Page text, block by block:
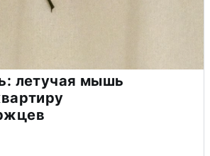
летучая мышь